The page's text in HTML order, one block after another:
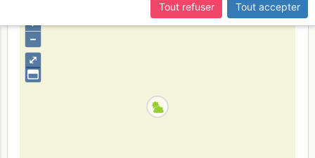
⤢
+
–
Tout refuser
Tout accepter